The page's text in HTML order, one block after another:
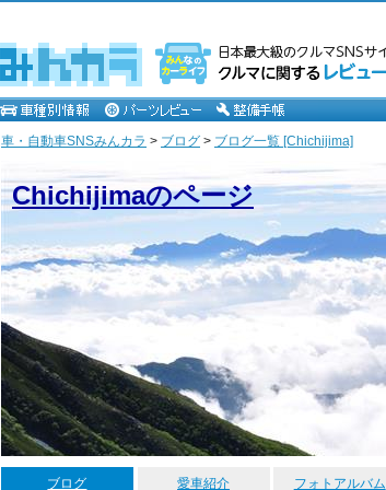
車・自動車SNSみんカラ > ブログ > ブログ一覧 [Chichijima]
Chichijimaのページ
ブログ 愛車紹介 フォトアルバム